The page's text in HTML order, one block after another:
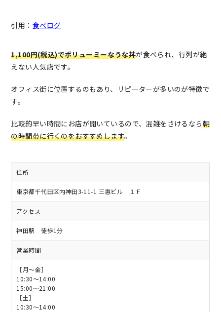
引用： 食べログ
1,100円(税込)でボリューミーなうな丼が食べられ、行列が絶
えない人気店です。
オフィス街に位置するのもあり、リピーターが多いのが特徴で
す。
比較的早い時間にお店が開いているので、混雑をさけるなら朝
の時間帯に行くのをおすすめします。
住所
東京都千代田区内神田3-11-1 三惠ビル １Ｆ
アクセス
神田駅 徒歩1分
営業時間
［月～金］
10:30～14:00
15:00～21:00
［土］
10:30～14:00